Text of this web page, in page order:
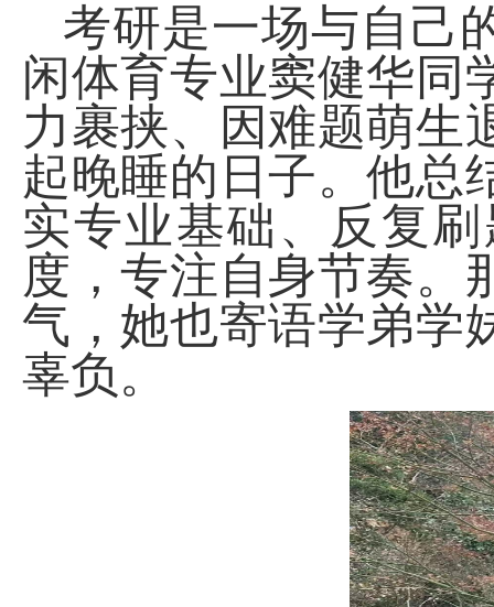
考研是一场与自己
闲体育专业窦健华同
力裹挟、因难题萌生
起晚睡的日子。他总
实专业基础、反复
度，专注自身节奏。
气，她也寄语学弟学
辜负。